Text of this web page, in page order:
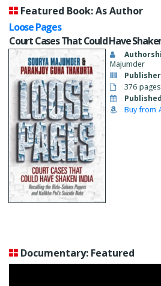
Featured Book: As Author
Loose Pages
Court Cases That Could Have
Majumder
376 pages
Buy from
Documentary: Featured